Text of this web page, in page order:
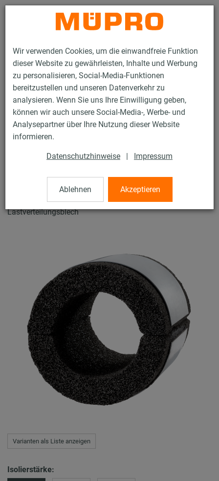
Wir verwenden Cookies, um die einwandfreie Funktion
dieser Website zu gewährleisten, Inhalte und Werbung
zu personalisieren, Social-Media-Funktionen
bereitzustellen und unseren Datenverkehr zu
analysieren. Wenn Sie uns Ihre Einwilligung geben,
können wir auch unsere Social-Media-, Werbe- und
Analysepartner über Ihre Nutzung dieser Website
informieren.
Datenschutzhinweise | Impressum
Ablehnen Akzeptieren
Kontakt
Produkte Befestigungstechnik
Rohrschellen
Foamglas-Rohrhalter
Foamglas-Rohrhalter
Foamglasschale 13,5 mm, Iso 25/150, Güte T4, mit
Lastverteilungsblech
Varianten als Liste anzeigen
Isolierstärke: